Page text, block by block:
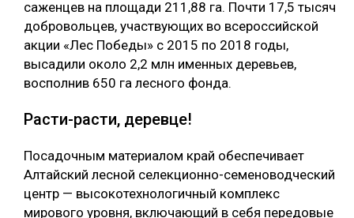
саженцев на площади 211,88 га. Почти 17,5 тысяч
добровольцев, участвующих во всероссийской
акции «Лес Победы» с 2015 по 2018 годы,
высадили около 2,2 млн именных деревьев,
восполнив 650 га лесного фонда.
Расти-расти, деревце!
Посадочным материалом край обеспечивает
Алтайский лесной селекционно-семеноводческий
центр — высокотехнологичный комплекс
мирового уровня, включающий в себя передовые